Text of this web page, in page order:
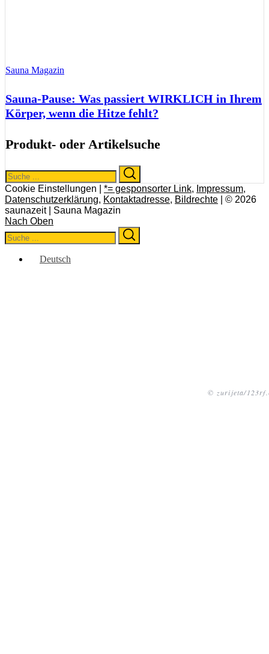
© zurijeta/
Sauna Magazin
Sauna-Pause: Was passiert WIRKLICH in Ihrem
Körper, wenn die Hitze fehlt?
Produkt- oder Artikelsuche
Search
for:
Cookie Einstellungen | *= gesponsorter Link, Impressum,
Datenschutzerklärung, Kontaktadresse, Bildrechte | © 2026
saunazeit | Sauna Magazin
Nach Oben
Search
for:
Deutsch